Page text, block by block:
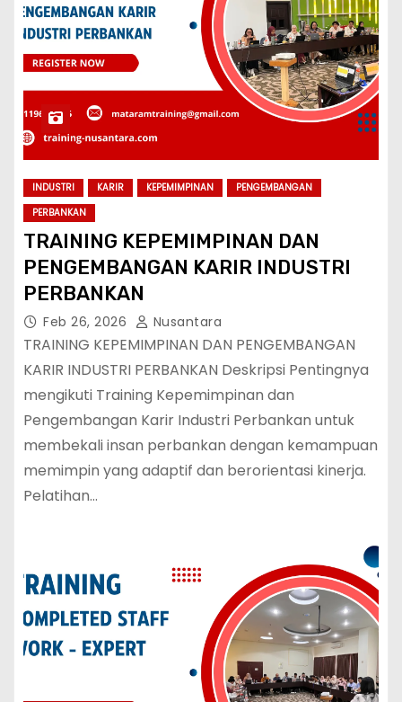
INDUSTRI KARIR KEPEMIMPINAN
PENGEMBANGAN
PERBANKAN
TRAINING KEPEMIMPINAN DAN
PENGEMBANGAN KARIR INDUSTRI
PERBANKAN
Feb 26, 2026 Nusantara
TRAINING KEPEMIMPINAN DAN PENGEMBANGAN
KARIR INDUSTRI PERBANKAN Deskripsi Pentingnya
mengikuti Training Kepemimpinan dan
Pengembangan Karir Industri Perbankan untuk
membekali insan perbankan dengan kemampuan
memimpin yang adaptif dan berorientasi kinerja.
Pelatihan…